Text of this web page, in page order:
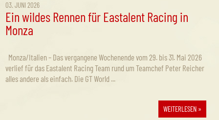
03. JUNI 2026
Ein wildes Rennen für Eastalent Racing in
Monza
Monza/Italien – Das vergangene Wochenende vom 29. bis 31. Mai 2026
verlief für das Eastalent Racing Team rund um Teamchef Peter Reicher
alles andere als einfach. Die GT World ...
WEITERLESEN »